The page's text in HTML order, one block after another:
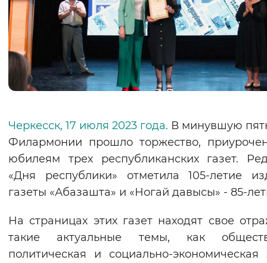
Изображения
Включены
Звуковой ассистент
Вернуть стандартные настройки
Черкесск, 17 июля 2023 года. В минувшую
Филармонии прошло торжество,
юбилеям трех республиканских газет.
«Дня республики» отметила 105-летие
газеты «Абазашта» и «Ногай давысы» - 85-
На страницах этих газет находят свое
такие актуальные темы, как
политическая и социально-экономическая